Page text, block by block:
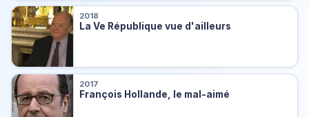
2018
La Ve République vue d'ailleurs
2017
François Hollande, le mal-aimé